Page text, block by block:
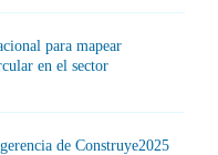
para mapear
en el sector
de Construye2025